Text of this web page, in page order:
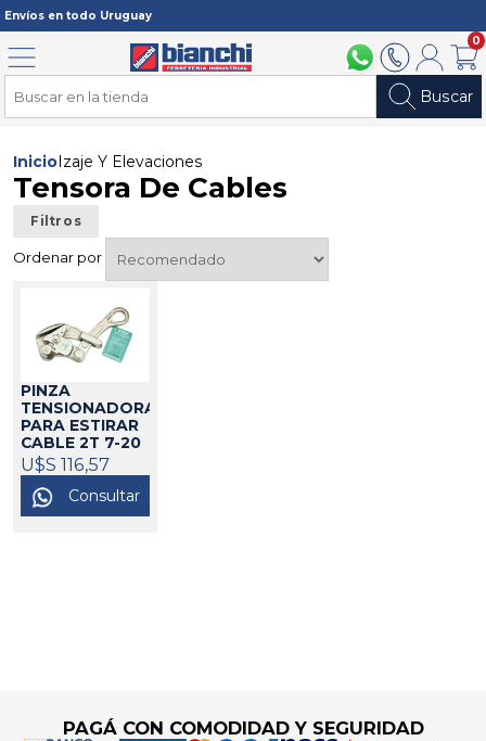
Envíos en todo Uruguay
094 211 1122902 2902Mi cuenta
0
Buscar
Menú
Inicio Izaje Y Elevaciones
Tensora De Cables
Filtros
Ordenar por
PINZA
TENSIONADORA
PARA ESTIRAR
CABLE 2T 7-20
MM ABLE28203
U$S 116,57
Consultar
PAGÁ CON COMODIDAD Y SEGURIDAD